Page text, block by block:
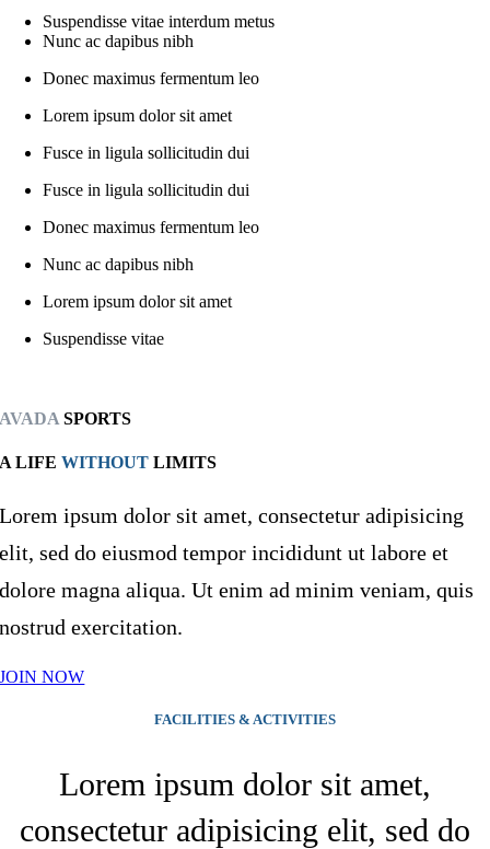
Suspendisse vitae interdum metus
Nunc ac dapibus nibh
Donec maximus fermentum leo
Lorem ipsum dolor sit amet
Fusce in ligula sollicitudin dui
Fusce in ligula sollicitudin dui
Donec maximus fermentum leo
Nunc ac dapibus nibh
Lorem ipsum dolor sit amet
Suspendisse vitae
AVADA SPORTS
A LIFEWITHOUT LIMITS
Lorem ipsum dolor sit amet, consectetur adipisicing
elit, sed do eiusmod tempor incididunt ut labore et
dolore magna aliqua. Ut enim ad minim veniam, quis
nostrud exercitation.
JOIN NOW
FACILITIES & ACTIVITIES
Lorem ipsum dolor sit amet,
consectetur adipisicing elit, sed do